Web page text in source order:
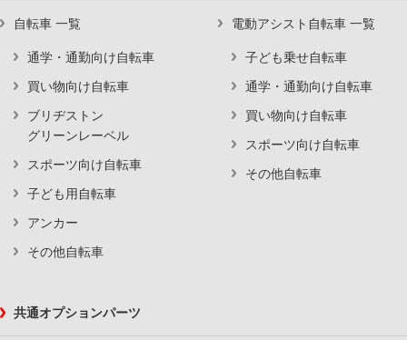
自転車 一覧
通学・通勤向け自転車
買い物向け自転車
ブリヂストン
グリーンレーベル
スポーツ向け自転車
子ども用自転車
アンカー
その他自転車
電動アシスト自転車 一覧
子ども乗せ自転車
通学・通勤向け自転車
買い物向け自転車
スポーツ向け自転車
その他自転車
共通オプションパーツ